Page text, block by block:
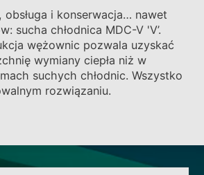
obsługa i konserwacja… nawet
sucha chłodnica MDC-V 'V’.
wężownic pozwala uzyskać
wymiany ciepła niż w
suchych chłodnic. Wszystko
rozwiązaniu.